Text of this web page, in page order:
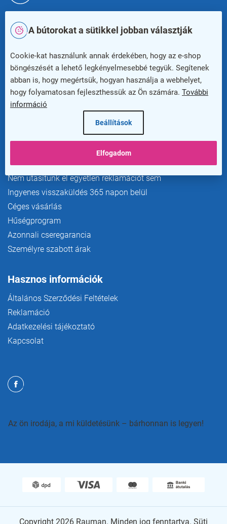
A bútorokat a sütikkel jobban választják
Cookie-kat használunk annak érdekében, hogy az e-shop
böngészését a lehető legkényelmesebbé tegyük. Segítenek
abban is, hogy megértsük, hogyan használja a webhelyet,
hogy folyamatosan fejleszthessük az Ön számára. További
információ
Beállítások
Elfogadom
info@rauman.hu
Newsletter
Előnyök az ügyfelek számára
Extra garancia akár 20 évig
Nem utasítunk el egyetlen reklamációt sem
Ingyenes visszaküldés 365 napon belül
Céges vásárlás
Hűségprogram
Azonnali cseregarancia
Személyre szabott árak
Hasznos információk
Általános Szerződési Feltételek
Reklamáció
Adatkezelési tájékoztató
Kapcsolat
Az ön irodája, a mi küldetésünk – bárhonnan is legyen!
Copyright 2026 Rauman. Minden jog fenntartva. Süti